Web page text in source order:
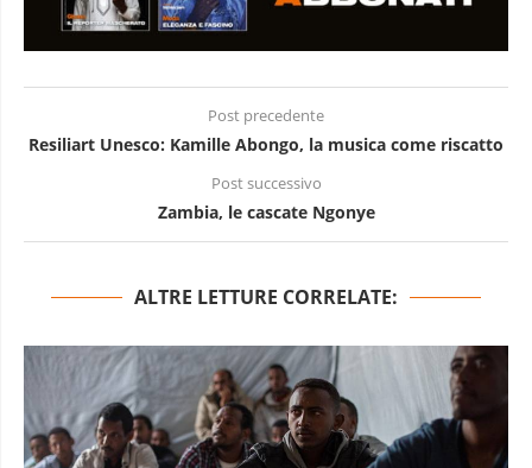
Post precedente
Resiliart Unesco: Kamille Abongo, la musica come riscatto
Post successivo
Zambia, le cascate Ngonye
ALTRE LETTURE CORRELATE: